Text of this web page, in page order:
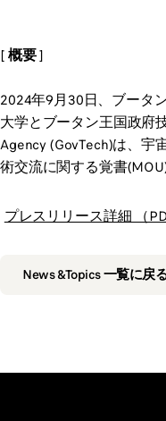
[ 概要 ]
2024年9月30日、ブータ
大学とブータン王国政府
Agency (GovTech)は、宇
術交流に関する覚書
プレスリリース詳細 （
News &Topics 一覧に戻